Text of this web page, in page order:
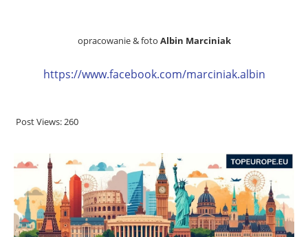
opracowanie & foto Albin Marciniak
https://www.facebook.com/marciniak.albin
Post Views:260